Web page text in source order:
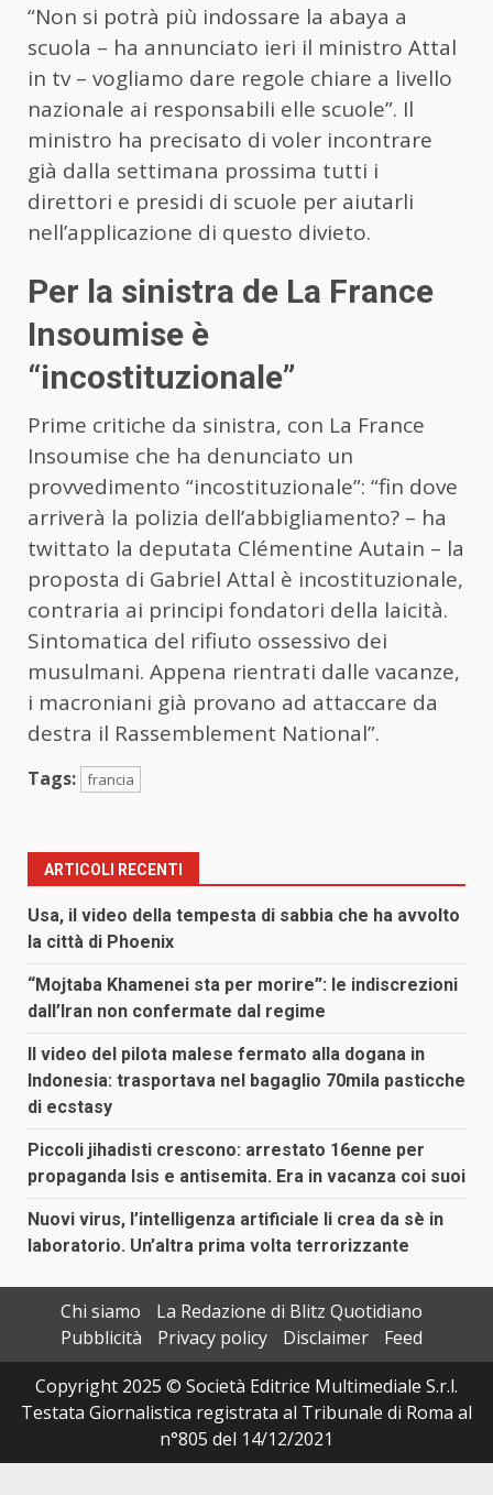
“Non si potrà più indossare la abaya a
scuola – ha annunciato ieri il ministro Attal
in tv – vogliamo dare regole chiare a livello
nazionale ai responsabili elle scuole”. Il
ministro ha precisato di voler incontrare
già dalla settimana prossima tutti i
direttori e presidi di scuole per aiutarli
nell’applicazione di questo divieto.
Per la sinistra de La France
Insoumise è
“incostituzionale”
Prime critiche da sinistra, con La France
Insoumise che ha denunciato un
provvedimento “incostituzionale”: “fin dove
arriverà la polizia dell’abbigliamento? – ha
twittato la deputata Clémentine Autain – la
proposta di Gabriel Attal è incostituzionale,
contraria ai principi fondatori della laicità.
Sintomatica del rifiuto ossessivo dei
musulmani. Appena rientrati dalle vacanze,
i macroniani già provano ad attaccare da
destra il Rassemblement National”.
Tags: francia
ARTICOLI RECENTI
Usa, il video della tempesta di sabbia che ha avvolto
la città di Phoenix
“Mojtaba Khamenei sta per morire”: le indiscrezioni
dall’Iran non confermate dal regime
Il video del pilota malese fermato alla dogana in
Indonesia: trasportava nel bagaglio 70mila pasticche
di ecstasy
Piccoli jihadisti crescono: arrestato 16enne per
propaganda Isis e antisemita. Era in vacanza coi suoi
Nuovi virus, l’intelligenza artificiale li crea da sè in
laboratorio. Un’altra prima volta terrorizzante
Chi siamo
La Redazione di Blitz Quotidiano
Pubblicità
Privacy policy Disclaimer
Feed
Copyright 2025 © Società Editrice Multimediale S.r.l.
Testata Giornalistica registrata al Tribunale di Roma al
n°805 del 14/12/2021